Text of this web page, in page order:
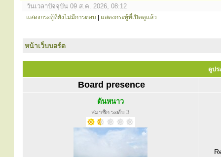
วันเวลาปัจจุบัน 09 ส.ค. 2026, 08:12
แสดงกระทู้ที่ยังไม่มีการตอบ แสดงกระทู้ที่เปิดดูแล้ว
หน้าเว็บบอร์ด
ดูปร
Board presence
ต้นหนาว
สมาชิก ระดับ 3